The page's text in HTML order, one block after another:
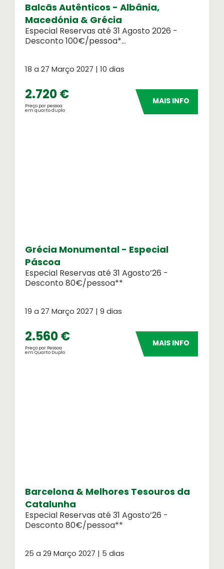
Balcãs Autênticos - Albânia,
Macedónia & Grécia
Especial Reservas até 31 Agosto 2026 -
Desconto 100€/pessoa*...
18 a 27 Março 2027 | 10 dias
2.720 €
Preço por pessoa
em quarto duplo
MAIS INFO
Grécia Monumental - Especial
Páscoa
Especial Reservas até 31 Agosto’26 -
Desconto 80€/pessoa**
19 a 27 Março 2027 | 9 dias
2.560 €
Preço por Pessoa
em Quarto Duplo
MAIS INFO
Barcelona & Melhores Tesouros da
Catalunha
Especial Reservas até 31 Agosto’26 -
Desconto 80€/pessoa**
25 a 29 Março 2027 | 5 dias